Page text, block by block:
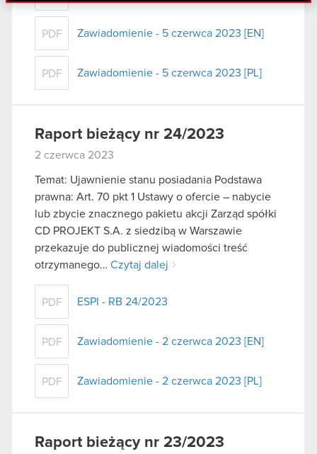
danymi otrzymanymi od Ciebie lub uzyskanymi
podczas korzystania z ich usług. Kontynuując
korzystanie z naszej witryny, zgadasz się na
używanie plików cookie.
PDF Zawiadomienie - 5 czerwca 2023 [EN]
PDF Zawiadomienie - 5 czerwca 2023 [PL]
Raport bieżący nr 24/2023
2 czerwca 2023
Temat: Ujawnienie stanu posiadania Podstawa
prawna: Art. 70 pkt 1 Ustawy o ofercie – nabycie
lub zbycie znacznego pakietu akcji Zarząd spółki
CD PROJEKT S.A. z siedzibą w Warszawie
przekazuje do publicznej wiadomości treść
otrzymanego… Czytaj dalej
PDF ESPI - RB 24/2023
PDF Zawiadomienie - 2 czerwca 2023 [EN]
PDF Zawiadomienie - 2 czerwca 2023 [PL]
Raport bieżący nr 23/2023